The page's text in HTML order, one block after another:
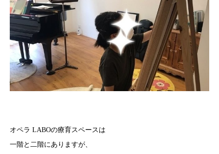
オペラ LABOの療育スペースは
一階と二階にありますが、